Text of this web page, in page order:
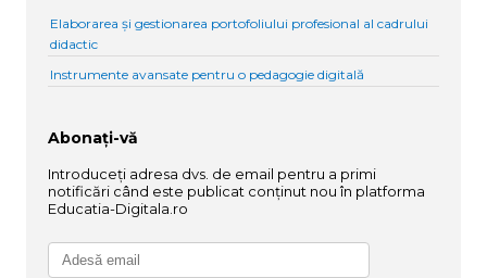
Elaborarea și gestionarea portofoliului profesional al cadrului
didactic
Instrumente avansate pentru o pedagogie digitală
Abonați-vă
Introduceți adresa dvs. de email pentru a primi
notificări când este publicat conținut nou în platforma
Educatia-Digitala.ro